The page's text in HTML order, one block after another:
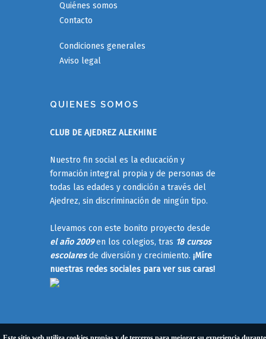
Quiénes somos
Contacto
Condiciones generales
Aviso legal
QUIENES SOMOS
CLUB DE AJEDREZ ALEKHINE
Nuestro fin social es la educación y
formación integral propia y de personas de
todas las edades y condición a través del
Ajedrez, sin discriminación de ningún tipo.
Llevamos con este bonito proyecto desde
el año 2009en los colegios, tras 18 cursos
escolaresde diversión y crecimiento. ¡Míre
nuestras redes sociales para ver sus caras!